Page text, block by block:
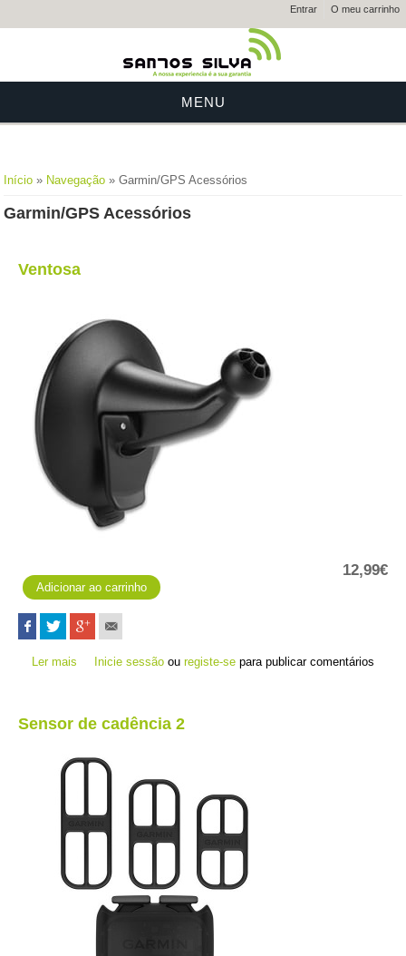
Entrar O meu carrinho
MENU
Está aqui
Início » Navegação » Garmin/GPS Acessórios
Garmin/GPS Acessórios
Ventosa
12,99€
Ler mais acerca de Ventosa
Inicie sessão ouregiste-se para publicar comentários
Sensor de cadência 2